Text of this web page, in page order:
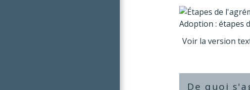
Adoption : étapes
Voir la version
De quoi